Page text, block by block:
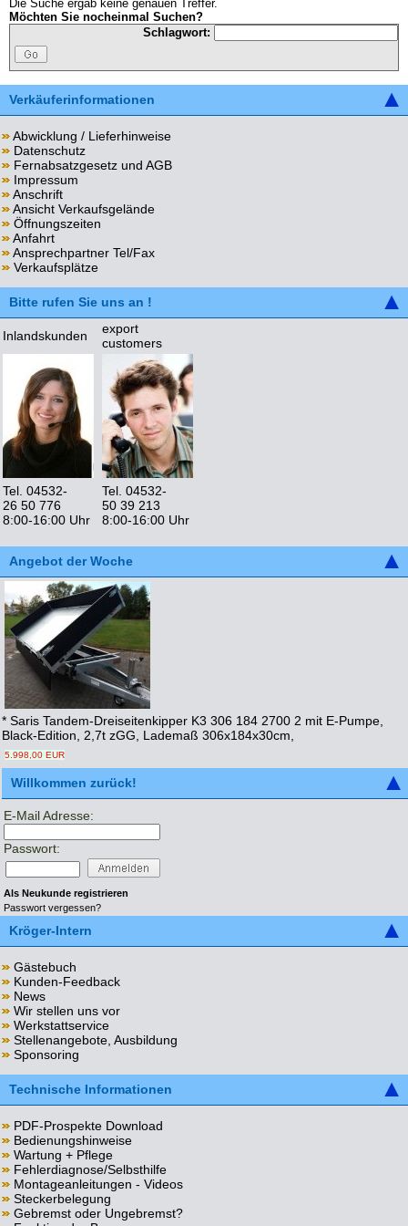
Die Suche ergab keine genauen Treffer.
Möchten Sie nocheinmal Suchen?
Schlagwort:
Verkäuferinformationen
Abwicklung / Lieferhinweise
Datenschutz
Fernabsatzgesetz und AGB
Impressum
Anschrift
Ansicht Verkaufsgelände
Öffnungszeiten
Anfahrt
Ansprechpartner Tel/Fax
Verkaufsplätze
Bitte rufen Sie uns an !
Inlandskunden
export
customers
Tel. 04532-
26 50 776
8:00-16:00 Uhr
Tel. 04532-
50 39 213
8:00-16:00 Uhr
Angebot der Woche
* Saris Tandem-Dreiseitenkipper K3 306 184 2700 2 mit E-Pumpe,
Black-Edition, 2,7t zGG, Lademaß 306x184x30cm,
5.998,00 EUR
Willkommen zurück!
E-Mail Adresse:
Passwort:
Als Neukunde registrieren
Passwort vergessen?
Kröger-Intern
Gästebuch
Kunden-Feedback
News
Wir stellen uns vor
Werkstattservice
Stellenangebote, Ausbildung
Sponsoring
Technische Informationen
PDF-Prospekte Download
Bedienungshinweise
Wartung + Pflege
Fehlerdiagnose/Selbsthilfe
Montageanleitungen - Videos
Steckerbelegung
Gebremst oder Ungebremst?